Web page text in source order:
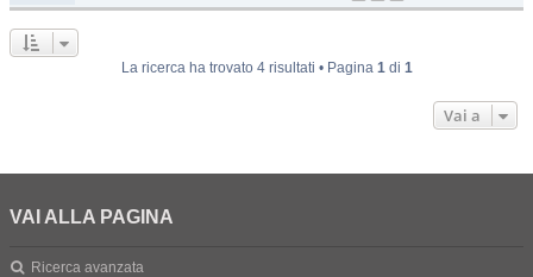
La ricerca ha trovato 4 risultati • Pagina 1di 1
Vai a
VAI ALLA PAGINA
Ricerca avanzata